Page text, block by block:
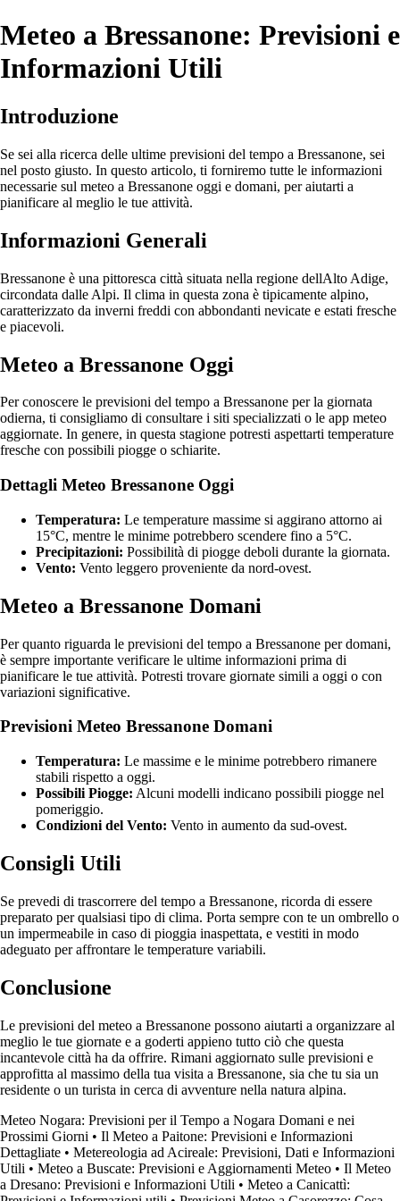
Meteo a Bressanone: Previsioni e
Informazioni Utili
Introduzione
Se sei alla ricerca delle ultime previsioni del tempo a Bressanone, sei
nel posto giusto. In questo articolo, ti forniremo tutte le informazioni
necessarie sul meteo a Bressanone oggi e domani, per aiutarti a
pianificare al meglio le tue attività.
Informazioni Generali
Bressanone è una pittoresca città situata nella regione dellAlto Adige,
circondata dalle Alpi. Il clima in questa zona è tipicamente alpino,
caratterizzato da inverni freddi con abbondanti nevicate e estati fresche
e piacevoli.
Meteo a Bressanone Oggi
Per conoscere le previsioni del tempo a Bressanone per la giornata
odierna, ti consigliamo di consultare i siti specializzati o le app meteo
aggiornate. In genere, in questa stagione potresti aspettarti temperature
fresche con possibili piogge o schiarite.
Dettagli Meteo Bressanone Oggi
Temperatura: Le temperature massime si aggirano attorno ai
15°C, mentre le minime potrebbero scendere fino a 5°C.
Precipitazioni: Possibilità di piogge deboli durante la giornata.
Vento: Vento leggero proveniente da nord-ovest.
Meteo a Bressanone Domani
Per quanto riguarda le previsioni del tempo a Bressanone per domani,
è sempre importante verificare le ultime informazioni prima di
pianificare le tue attività. Potresti trovare giornate simili a oggi o con
variazioni significative.
Previsioni Meteo Bressanone Domani
Temperatura: Le massime e le minime potrebbero rimanere
stabili rispetto a oggi.
Possibili Piogge: Alcuni modelli indicano possibili piogge nel
pomeriggio.
Condizioni del Vento: Vento in aumento da sud-ovest.
Consigli Utili
Se prevedi di trascorrere del tempo a Bressanone, ricorda di essere
preparato per qualsiasi tipo di clima. Porta sempre con te un ombrello o
un impermeabile in caso di pioggia inaspettata, e vestiti in modo
adeguato per affrontare le temperature variabili.
Conclusione
Le previsioni del meteo a Bressanone possono aiutarti a organizzare al
meglio le tue giornate e a goderti appieno tutto ciò che questa
incantevole città ha da offrire. Rimani aggiornato sulle previsioni e
approfitta al massimo della tua visita a Bressanone, sia che tu sia un
residente o un turista in cerca di avventure nella natura alpina.
Meteo Nogara: Previsioni per il Tempo a Nogara Domani e nei
Prossimi Giorni • Il Meteo a Paitone: Previsioni e Informazioni
Dettagliate • Metereologia ad Acireale: Previsioni, Dati e Informazioni
Utili • Meteo a Buscate: Previsioni e Aggiornamenti Meteo • Il Meteo
a Dresano: Previsioni e Informazioni Utili • Meteo a Canicattì: